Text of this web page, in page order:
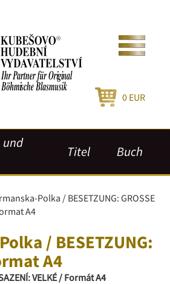
0 EUR
und
Titel Buch
Polka / BESETZUNG: GROSSE
A4
/ BESETZUNG:
A4
VELKÉ / Formát A4